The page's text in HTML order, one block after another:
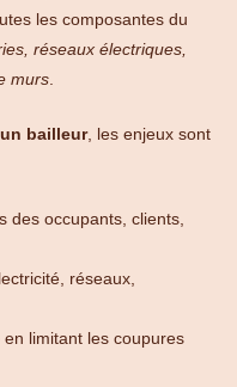
les composantes du
réseaux électriques,
murs
bailleur, les enjeux sont
des occupants, clients,
réseaux,
en limitant les coupures